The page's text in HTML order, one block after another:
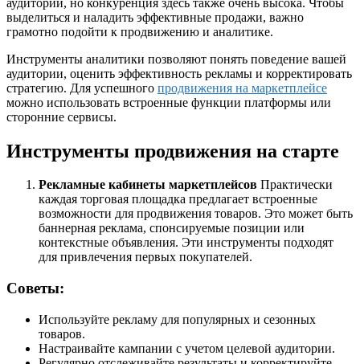
выделиться и наладить эффективные продажи, важно
грамотно подойти к продвижению и аналитике.
Инструменты аналитики позволяют понять поведение вашей
аудитории, оценить эффективность рекламы и корректировать
стратегию. Для успешного продвижения на маркетплейсе
можно использовать встроенные функции платформы или
сторонние сервисы.
Инструменты продвижения на старте
Рекламные кабинеты маркетплейсов Практически
каждая торговая площадка предлагает встроенные
возможности для продвижения товаров. Это может быть
баннерная реклама, спонсируемые позиции или
контекстные объявления. Эти инструменты подходят
для привлечения первых покупателей.
Советы:
Используйте рекламу для популярных и сезонных
товаров.
Настраивайте кампании с учетом целевой аудитории.